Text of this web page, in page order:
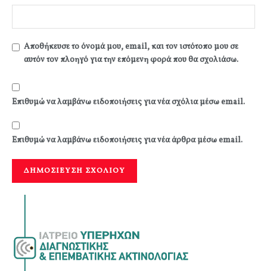
Αποθήκευσε το όνομά μου, email, και τον ιστότοπο μου σε
αυτόν τον πλοηγό για την επόμενη φορά που θα σχολιάσω.
Επιθυμώ να λαμβάνω ειδοποιήσεις για νέα σχόλια μέσω email.
Επιθυμώ να λαμβάνω ειδοποιήσεις για νέα άρθρα μέσω email.